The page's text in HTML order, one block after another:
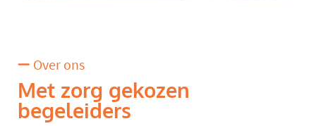
Over ons
Met zorg gekozen
begeleiders